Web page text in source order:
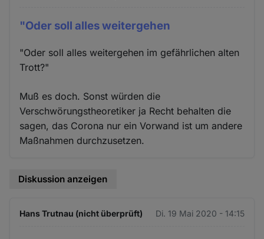
"Oder soll alles weitergehen
"Oder soll alles weitergehen im gefährlichen alten
Trott?"
Muß es doch. Sonst würden die
Verschwörungstheoretiker ja Recht behalten die
sagen, das Corona nur ein Vorwand ist um andere
Maßnahmen durchzusetzen.
Diskussion anzeigen
Hans Trutnau (nicht überprüft) Di. 19 Mai 2020 - 14:15